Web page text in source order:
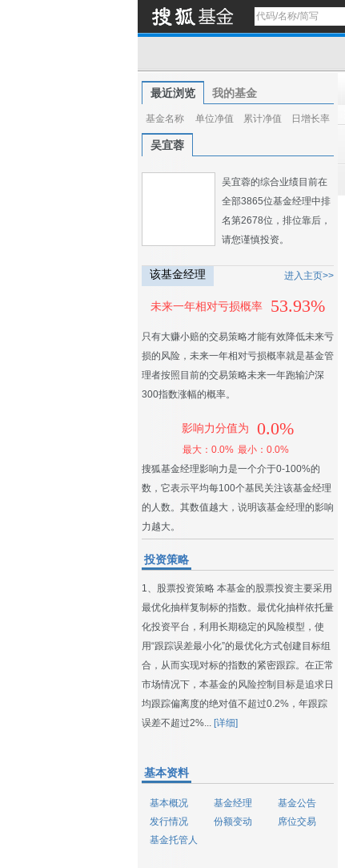
最近浏览 我的基金
基金名称 单位净值 累计净值 日增长率
吴宜蓉
吴宜蓉的综合业绩目前在
全部3865位基金经理中排
名第2678位，排位靠后，
请您谨慎投资。
该基金经理 进入主页>>
未来一年相对亏损概率 53.93%
只有大赚小赔的交易策略才能有效降低未来亏
损的风险，未来一年相对亏损概率就是基金管
理者按照目前的交易策略未来一年跑输沪深
300指数涨幅的概率。
影响力分值为 0.0%
最大：0.0% 最小：0.0%
搜狐基金经理影响力是一个介于0-100%的
数，它表示平均每100个基民关注该基金经理
的人数。其数值越大，说明该基金经理的影响
力越大。
投资策略
1、股票投资策略 本基金的股票投资主要采用
最优化抽样复制标的指数。最优化抽样依托量
化投资平台，利用长期稳定的风险模型，使
用“跟踪误差最小化”的最优化方式创建目标组
合，从而实现对标的指数的紧密跟踪。在正常
市场情况下，本基金的风险控制目标是追求日
均跟踪偏离度的绝对值不超过0.2%，年跟踪
误差不超过2%... [详细]
基本资料
基本概况 基金经理
基金公告
发行情况
份额变动
席位交易
基金托管人